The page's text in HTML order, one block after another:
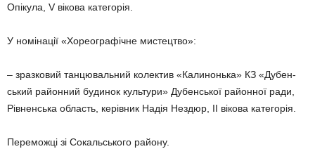
Опікула, V вікова категорія.
У номінації «Xореографічне мис­тецтво»:
– зразковий танцювальний ко­лектив «Калинонька» КЗ «Дубен­
ський районний будинок культури» Дубенської районної ради,
Рівнен­ська область, керівник Надія Нездюр, ІІ вікова категорія.
Переможці зі Сокальського району.